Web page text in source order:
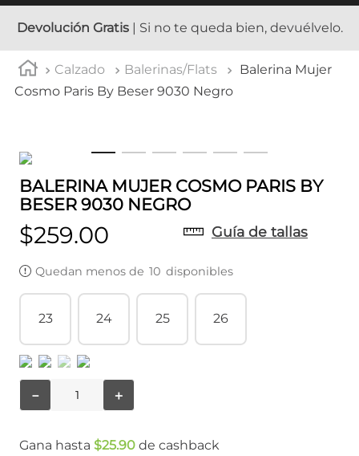
Devolución Gratis| Si no te queda bien, devuélvelo.
Calzado Balerinas/Flats
Balerina Mujer
Cosmo Paris By Beser 9030 Negro
BALERINA MUJER COSMO PARIS BY
BESER 9030 NEGRO
$259.00 Guía de tallas
Quedan menos de 10 disponibles
23 24 25 26
＋
－
Gana hasta $25.90 de cashback
tenis hombre
5. tenis